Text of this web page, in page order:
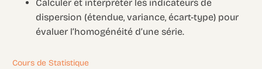
Calculer et interpréter les indicateurs de
dispersion (étendue, variance, écart-type) pour
évaluer l’homogénéité d’une série.
Cours de Statistique